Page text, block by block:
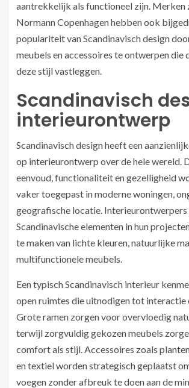
aantrekkelijk als functioneel zijn. Merken
Normann Copenhagen hebben ook
populariteit van Scandinavisch design
meubels en accessoires te ontwerpen die
deze stijl vastleggen.
Scandinavisch
interieurontwerp
Scandinavisch design heeft een
op interieurontwerp over de hele wereld.
eenvoud, functionaliteit en gezelligheid
vaker toegepast in moderne woningen,
geografische locatie. Interieurontwerpers
Scandinavische elementen in hun
te maken van lichte kleuren, natuurlijke
multifunctionele meubels.
Een typisch Scandinavisch interieur
open ruimtes die uitnodigen tot interactie
Grote ramen zorgen voor overvloedig
terwijl zorgvuldig gekozen meubels
comfort als stijl. Accessoires zoals
en textiel worden strategisch geplaatst
voegen zonder afbreuk te doen aan de